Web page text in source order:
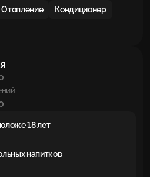
Отопление Кондиционер
18 лет
напитков